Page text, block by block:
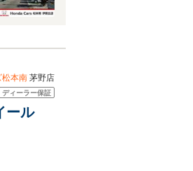
松本南 茅野店
ディーラー保証
ール